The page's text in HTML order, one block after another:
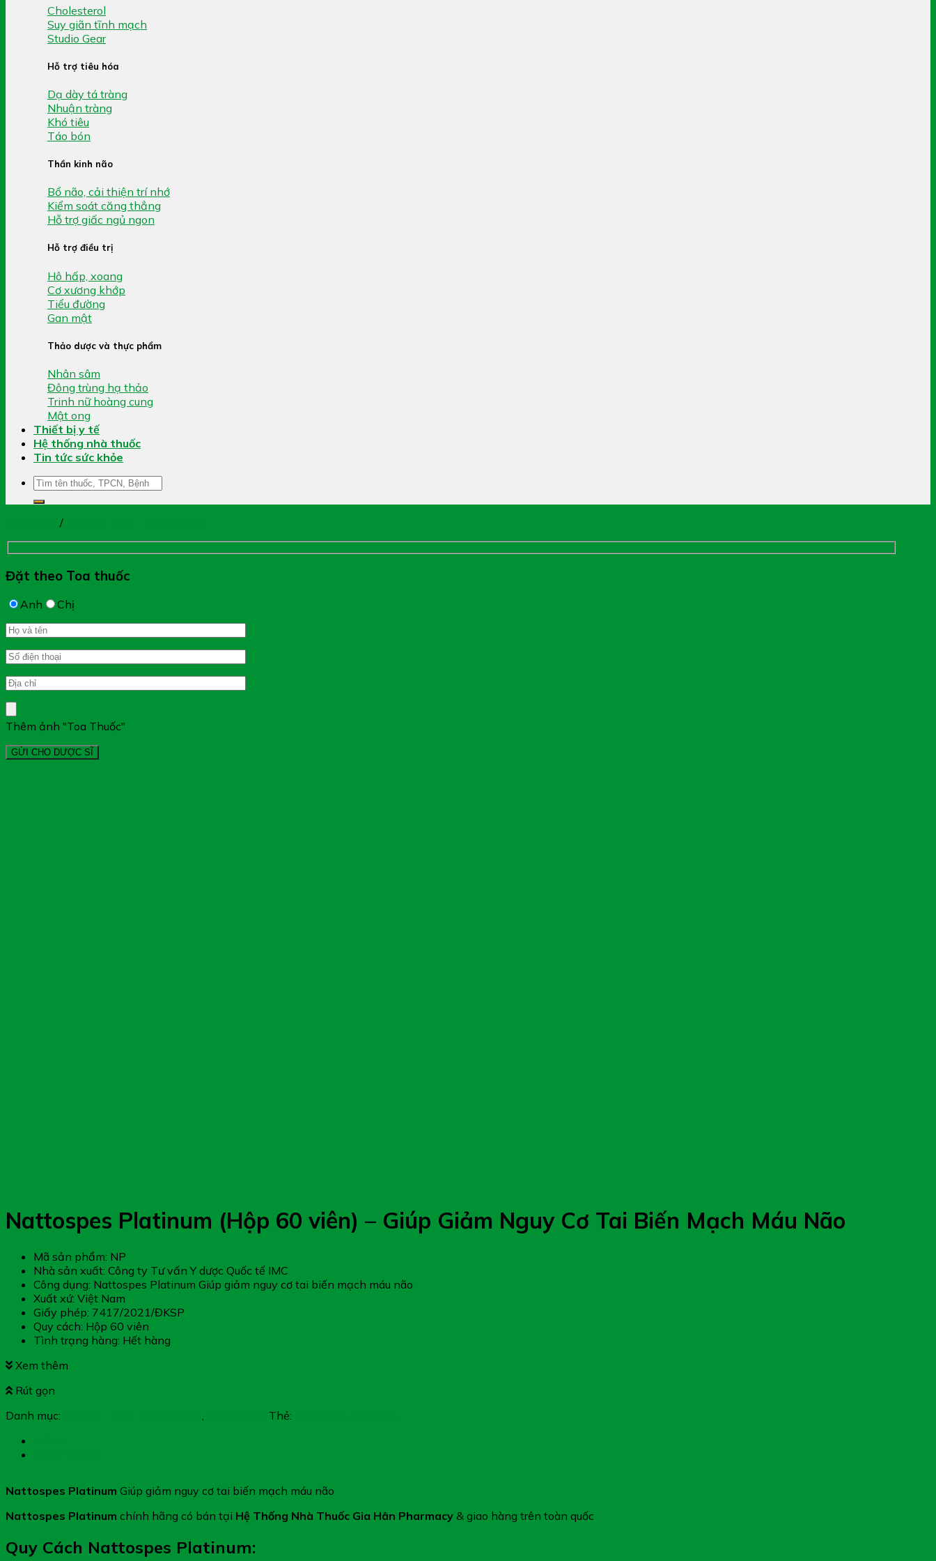
Cholesterol
Suy giãn tĩnh mạch
Studio Gear
Hỗ trợ tiêu hóa
Dạ dày tá tràng
Nhuận tràng
Khó tiêu
Táo bón
Thần kinh não
Bổ não, cải thiện trí nhớ
Kiểm soát căng thẳng
Hỗ trợ giấc ngủ ngon
Hỗ trợ điều trị
Hô hấp, xoang
Cơ xương khớp
Tiểu đường
Gan mật
Thảo dược và thực phẩm
Nhân sâm
Đông trùng hạ thảo
Trinh nữ hoàng cung
Mật ong
Thiết bị y tế
Hệ thống nhà thuốc
Tin tức sức khỏe
Tìm
kiếm:
/
Đặt theo Toa thuốc
Anh Chị
Thêm ảnh "Toa Thuốc"
Nattospes Platinum (Hộp 60 viên) – Giúp Giảm Nguy Cơ Tai Biến Mạch Máu Não
Mã sản phẩm: NP
Nhà sản xuất: Công ty Tư vấn Y dược Quốc tế IMC
Công dụng: Nattospes Platinum Giúp giảm nguy cơ tai biến mạch máu não
Xuất xứ: Việt Nam
Giấy phép: 7417/2021/ĐKSP
Quy cách: Hộp 60 viên
Tình trạng hàng: Hết hàng
Xem thêm
Rút gọn
Danh mục:
Thẻ:
Nattospes Platinum Giúp giảm nguy cơ tai biến mạch máu não
Nattospes Platinum chính hãng có bán tại Hệ Thống Nhà Thuốc Gia Hân Pharmacy & giao hàng trên toàn quốc
Quy Cách Nattospes Platinum: